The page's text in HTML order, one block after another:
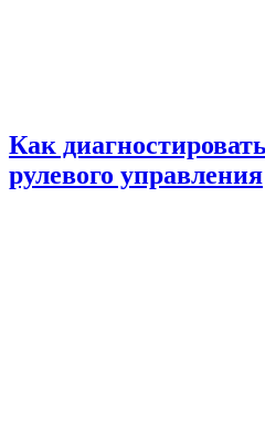
Как
рулевого управления